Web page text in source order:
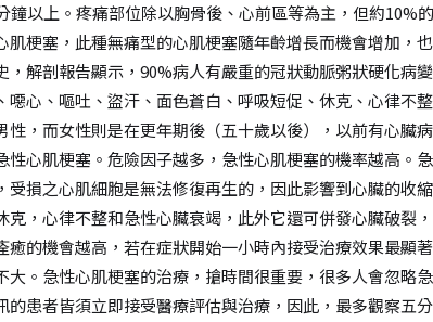
鐘以上。疼痛部位除以胸骨後、心前區等為主，但約
肌梗塞，此種無痛型的心肌梗塞隨年齡增長而機會增加
，解剖報告顯示，90%病人有嚴重的冠狀動脈粥狀硬化
噁心、嘔吐、盜汗、面色蒼白、呼吸短促、休克、心律
性，而女性則是在更年期後（五十歲以後），以前有心
性心肌梗塞。危險因子越多，急性心肌梗塞的機率越高
受損之心肌細胞是無法修復再生的，因此影響到心臟的
克，心律不整和急性心臟衰竭，此外它還可併發心臟破
癒的機會越高，若在症狀開始一小時內接受治療效果最
大。急性心肌梗塞的治療，搶時間很重要，很多人會忽略
的患者皆須立即接受醫療評估與治療，因此，最多觀察